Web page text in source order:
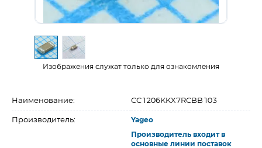
Изображения служат только для ознакомления
Наименование: CC1206KKX7RCBB103
Производитель: Yageo
Производитель входит в
основные линии поставок